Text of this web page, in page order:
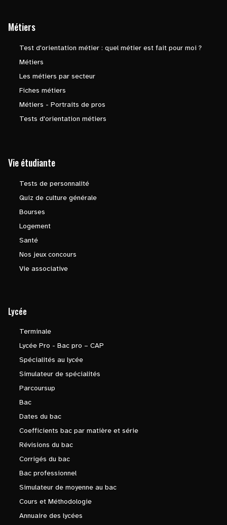
Métiers
Test d'orientation métier : quel métier est fait pour moi ?
Métiers
Les métiers par secteur
Fiches métiers
Métiers - Portraits de pros
Tests d'orientation métiers
Vie étudiante
Tests de personnalité
Quiz de culture générale
Bourses
Logement
Santé
Nos jeux concours
Vie associative
Lycée
Terminale
Lycée Pro - Bac pro – CAP
Spécialités au lycée
Simulateur de spécialités
Parcoursup
Bac
Dates du bac
Coefficients bac par matière et série
Révisions du bac
Corrigés du bac
Bac professionnel
Simulateur de moyenne au bac
Cours et Méthodologie
Annuaire des lycées